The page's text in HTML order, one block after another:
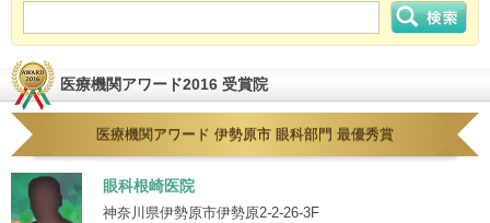
医療機関アワード2016 受賞院
医療機関アワード 伊勢原市 眼科部門 最優秀賞
眼科根崎医院
神奈川県伊勢原市伊勢原2-2-26-3F